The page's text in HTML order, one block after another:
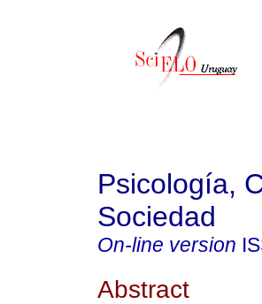
Psicología,
Sociedad
On-line version
Abstract